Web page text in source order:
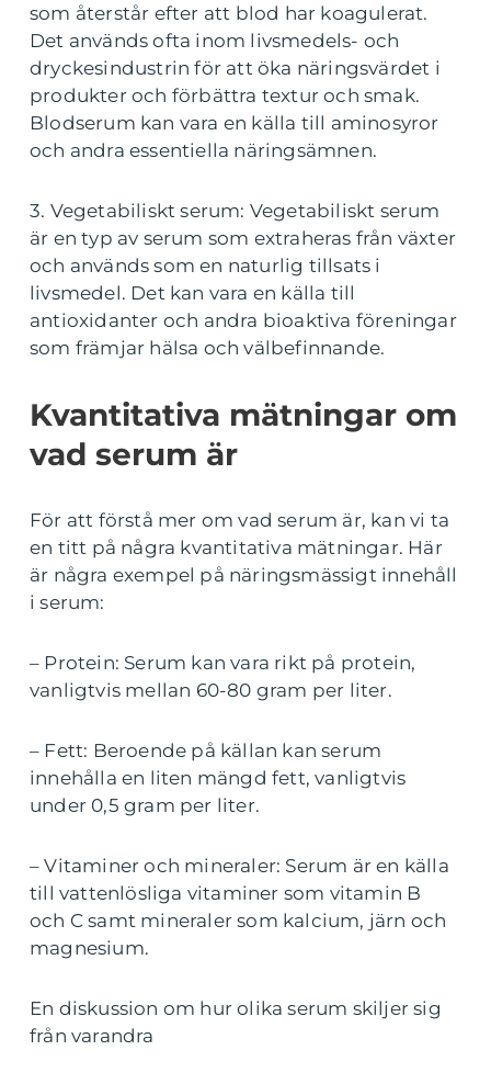
som återstår efter att blod har koagulerat.
Det används ofta inom livsmedels- och
dryckesindustrin för att öka näringsvärdet i
produkter och förbättra textur och smak.
Blodserum kan vara en källa till aminosyror
och andra essentiella näringsämnen.
3. Vegetabiliskt serum: Vegetabiliskt serum
är en typ av serum som extraheras från växter
och används som en naturlig tillsats i
livsmedel. Det kan vara en källa till
antioxidanter och andra bioaktiva föreningar
som främjar hälsa och välbefinnande.
Kvantitativa mätningar om
vad serum är
För att förstå mer om vad serum är, kan vi ta
en titt på några kvantitativa mätningar. Här
är några exempel på näringsmässigt innehåll
i serum:
– Protein: Serum kan vara rikt på protein,
vanligtvis mellan 60-80 gram per liter.
– Fett: Beroende på källan kan serum
innehålla en liten mängd fett, vanligtvis
under 0,5 gram per liter.
– Vitaminer och mineraler: Serum är en källa
till vattenlösliga vitaminer som vitamin B
och C samt mineraler som kalcium, järn och
magnesium.
En diskussion om hur olika serum skiljer sig
från varandra